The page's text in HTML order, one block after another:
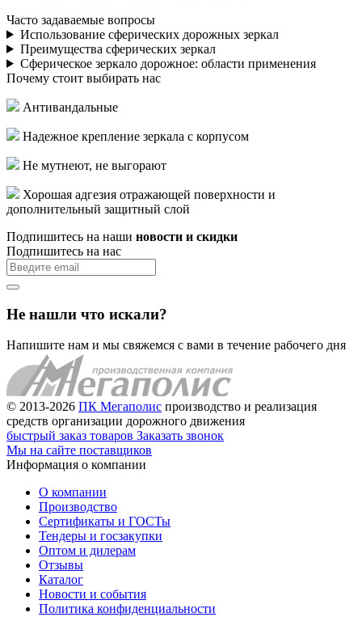
Часто задаваемые вопросы
Использование сферических дорожных зеркал
Преимущества сферических зеркал
Сферическое зеркало дорожное: области применения
Почему стоит выбирать нас
Антивандальные
Надежное крепление зеркала с корпусом
Не мутнеют, не выгорают
Хорошая адгезия отражающей поверхности и
дополнительный защитный слой
Подпишитесь на наши новости и скидки
Подпишитесь на нас
Не нашли что искали?
Напишите нам и мы свяжемся с вами в течение рабочего дня
© 2013-2026 ПК Мегаполис производство и реализация
средств организации дорожного движения
быстрый заказ товаров Заказать звонок
Мы на сайте поставщиков
Информация о компании
О компании
Производство
Сертификаты и ГОСТы
Тендеры и госзакупки
Оптом и дилерам
Отзывы
Каталог
Новости и события
Политика конфиденциальности